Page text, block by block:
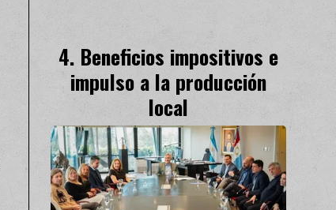
Beneficios impositivos e
impulso a la producción
local